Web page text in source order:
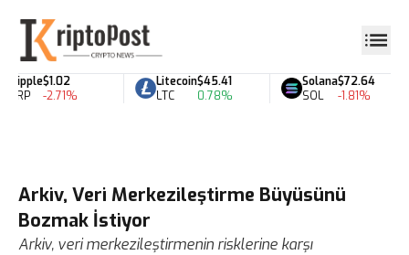
Ripple
XRP
$1.02
-2.71%
Litecoin
LTC
$45.41
0.78%
Solana
SOL
$72.64
-1.81%
Arkiv, Veri Merkezileştirme Büyüsünü
Bozmak İstiyor
Arkiv, veri merkezileştirmenin risklerine karşı